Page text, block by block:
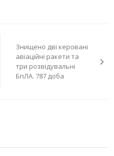
Знищено дві керовані
авіаційні ракети та
три розвідувальні
БпЛА. 787 доба